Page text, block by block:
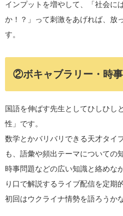
インプットを増やして、「社会に
か！？」って刺激をあげれば、放
す。
②ボキャブラリー・時
国語を伸ばす先生としてひしひし
性」です。
数学とかバリバリできる天才タイ
も、語彙や頻出テーマについての
時事問題などの広い知識と絡めな
り口で解説するライブ配信を定期
初回はウクライナ情勢を語ろうか